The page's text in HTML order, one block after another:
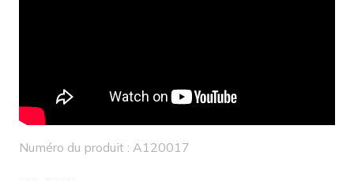
Numéro du produit : A120017